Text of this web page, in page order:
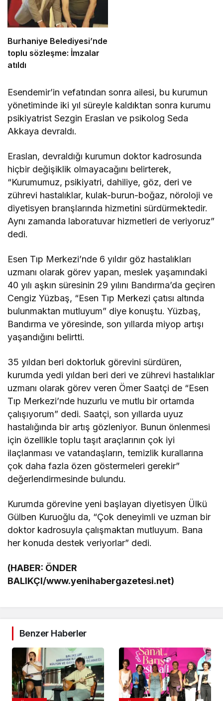
Burhaniye Belediyesi’nde
toplu sözleşme: İmzalar
atıldı
Esendemir’in vefatından sonra ailesi, bu kurumun
yönetiminde iki yıl süreyle kaldıktan sonra kurumu
psikiyatrist Sezgin Eraslan ve psikolog Seda
Akkaya devraldı.
Eraslan, devraldığı kurumun doktor kadrosunda
hiçbir değişiklik olmayacağını belirterek,
“Kurumumuz, psikiyatri, dahiliye, göz, deri ve
zührevi hastalıklar, kulak-burun-boğaz, nöroloji ve
diyetisyen branşlarında hizmetini sürdürmektedir.
Aynı zamanda laboratuvar hizmetleri de veriyoruz”
dedi.
Esen Tıp Merkezi’nde 6 yıldır göz hastalıkları
uzmanı olarak görev yapan, meslek yaşamındaki
40 yılı aşkın süresinin 29 yılını Bandırma’da geçiren
Cengiz Yüzbaş, “Esen Tıp Merkezi çatısı altında
bulunmaktan mutluyum” diye konuştu. Yüzbaş,
Bandırma ve yöresinde, son yıllarda miyop artışı
yaşandığını belirtti.
35 yıldan beri doktorluk görevini sürdüren,
kurumda yedi yıldan beri deri ve zührevi hastalıklar
uzmanı olarak görev veren Ömer Saatçi de “Esen
Tıp Merkezi’nde huzurlu ve mutlu bir ortamda
çalışıyorum” dedi. Saatçi, son yıllarda uyuz
hastalığında bir artış gözleniyor. Bunun önlenmesi
için özellikle toplu taşıt araçlarının çok iyi
ilaçlanması ve vatandaşların, temizlik kurallarına
çok daha fazla özen göstermeleri gerekir”
değerlendirmesinde bulundu.
Kurumda görevine yeni başlayan diyetisyen Ülkü
Gülben Kuruoğlu da, “Çok deneyimli ve uzman bir
doktor kadrosuyla çalışmaktan mutluyum. Bana
her konuda destek veriyorlar” dedi.
(HABER: ÖNDER
BALIKÇI/www.yenihabergazetesi.net)
Benzer Haberler